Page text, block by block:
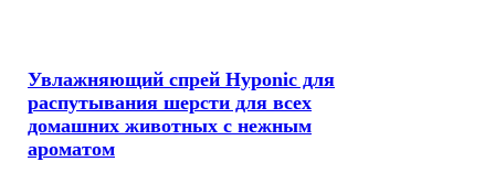
Увлажняющий спрей Hyponic для
распутывания шерсти для всех
домашних животных с нежным
ароматом